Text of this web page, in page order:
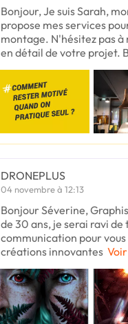
Bonjour, Je suis Sarah,
propose mes services
montage. N'hésitez pas
en détail de votre projet.
DRONEPLUS
04 novembre à 12:13
Bonjour Séverine,
de 30 ans, je serai ravi
communication pour
créations innovantes